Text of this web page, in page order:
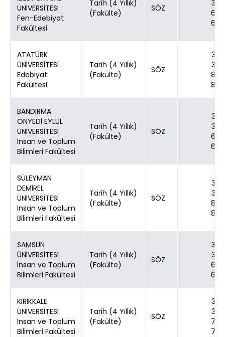
ÜNİVERSİTESİ
Fen-Edebiyat
Fakültesi
Tarih (4 Yıllık)
(Fakülte)
SÖZ
30
60
60
ATATÜRK
ÜNİVERSİTESİ
Edebiyat
Fakültesi
Tarih (4 Yıllık)
(Fakülte)
SÖZ
30
30
80
80
BANDIRMA
ONYEDİ EYLÜL
ÜNİVERSİTESİ
İnsan ve Toplum
Bilimleri Fakültesi
Tarih (4 Yıllık)
(Fakülte)
SÖZ
30
30
60
60
SÜLEYMAN
DEMİREL
ÜNİVERSİTESİ
İnsan ve Toplum
Bilimleri Fakültesi
Tarih (4 Yıllık)
(Fakülte)
SÖZ
30
30
80
80
SAMSUN
ÜNİVERSİTESİ
İnsan ve Toplum
Bilimleri Fakültesi
Tarih (4 Yıllık)
(Fakülte)
SÖZ
30
30
60
60
KIRIKKALE
ÜNİVERSİTESİ
İnsan ve Toplum
Bilimleri Fakültesi
Tarih (4 Yıllık)
(Fakülte)
SÖZ
30
30
70
70